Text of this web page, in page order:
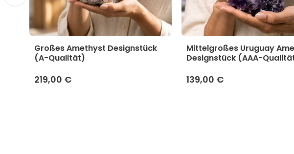
Großes Amethyst Designstück
(A-Qualität)
219,00 €
Mittelgroßes Uruguay
Designstück (AAA-
139,00 €